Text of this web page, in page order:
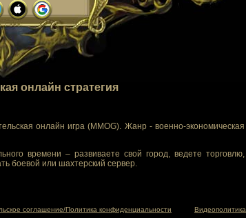
онлайн стратегия
онлайн игра (MMOG). Жанр - военно-экономическая
времени – развиваете свой город, ведете торговлю,
боевой или шахтерский сервер.
соглашение/Политика конфиденциальности Видеополитика